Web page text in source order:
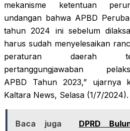
mekanisme ketentuan
undangan bahwa APBD
tahun 2024 ini sebelum
harus sudah menyelesaikan
peraturan daerah
pertanggungjawaban
APBD Tahun 2023,” ujarnya
Kaltara News, Selasa (1/7/2024).
Baca juga
DPRD